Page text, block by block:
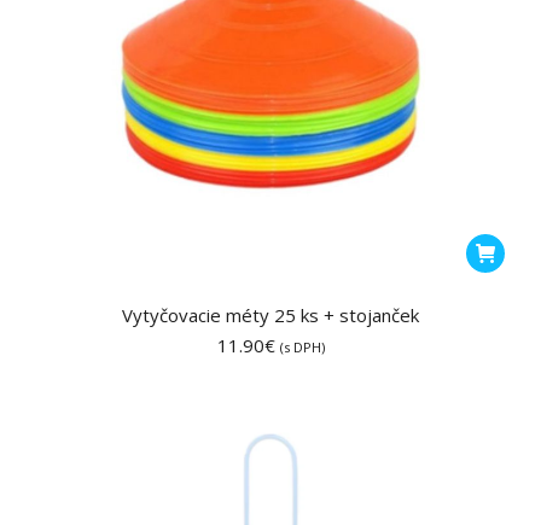
Vytyčovacie méty 25 ks + stojanček
11.90€ (s DPH)